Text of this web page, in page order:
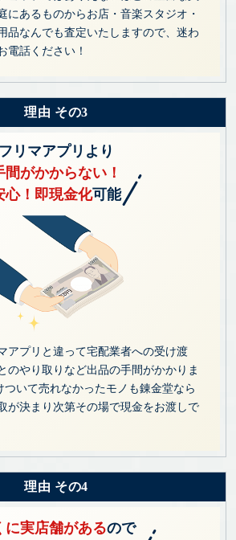
にあるものからお店・音楽スタジオ・
品なんでも査定いたしますので、迷わ
電話ください！
理由 その3
フリマアプリより
間がかからない！
心！即現金化可能
アプリと違って宅配業者への受け渡
のやり取りなど出品の手間がかかりま
ついて売れなかったモノも錬金堂なら
が決まり次第その場で現金をお渡しで
理由 その4
に実店舗があるので